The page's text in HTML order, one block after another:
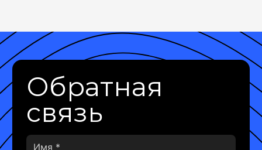
Обратная
связь